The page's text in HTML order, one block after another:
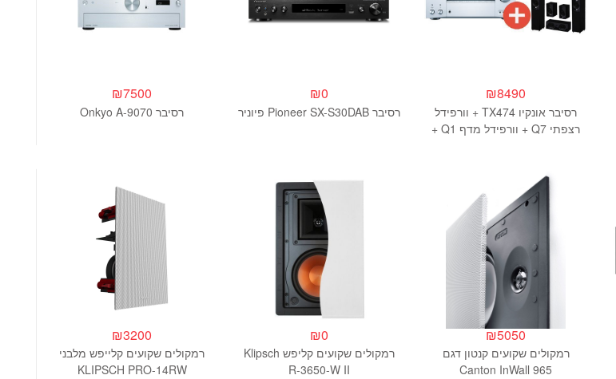
₪8490
רסיבר אונקיו TX474 + וורפידל
רצפתי Q7 + וורפידל מדף Q1 +
₪0
רסיבר Pioneer SX-S30DAB פיוניר
₪7500
רסיבר Onkyo A-9070
₪5050
רמקולים שקועים קנטון דגם
Canton InWall 965
₪0
רמקולים שקועים קליפש Klipsch
R-3650-W II
₪3200
רמקולים שקועים קלייפש מלבני
KLIPSCH PRO-14RW